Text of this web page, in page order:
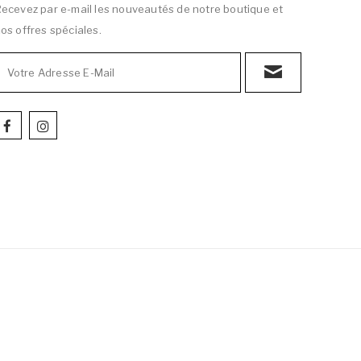
par e-mail les nouveautés de notre boutique et
offres spéciales.